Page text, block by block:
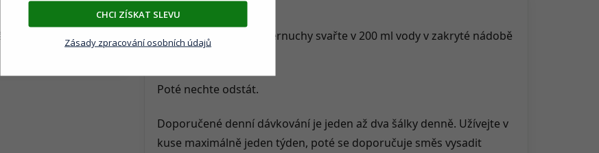
%
Příprava
Jednu čajovou lžičku černuchy svařte v 200 ml vody v zakryté nádobě
Poté nechte odstát.
Doporučené denní dávkování je jeden až dva šálky denně. Užívejte v
kuse maximálně jeden týden, poté se doporučuje směs vysadit
CHCI ZÍSKAT SLEVU
Zásady zpracování osobních údajů